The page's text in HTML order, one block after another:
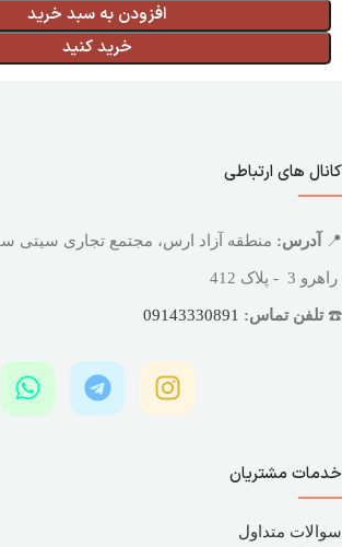
افزودن به سبد خرید
خرید کنید
کانال های ارتباطی
📍 آدرس: منطقه آزاد ارس، مجتمع تجاری سیتی
راهرو 3 - پلاک 412
☎️تلفن تماس: 09143330891
خدمات مشتریان
سوالات متداول